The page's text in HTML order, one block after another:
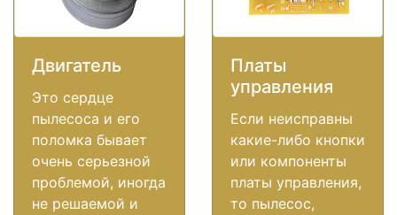
Двигатель
Это сердце
пылесоса и его
поломка бывает
очень серьезной
проблемой, иногда
не решаемой и
Платы
управления
Если неисправны
какие-либо кнопки
или компоненты
платы управления,
то пылесос,